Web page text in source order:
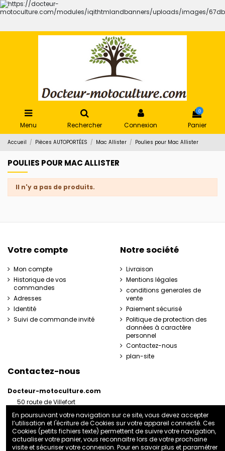
Menu Rechercher Connexion
0
Panier
Accueil Pièces AUTOPORTÉES Mac Allister Poulies pour Mac Allister
POULIES POUR MAC ALLISTER
Il n'y a pas de produits.
Votre compte
Mon compte
Historique de vos
commandes
Adresses
Identité
Suivi de commande invité
Notre société
Livraison
Mentions légales
conditions generales de
vente
Paiement sécurisé
Politique de protection des
données à caractère
personnel
Contactez-nous
plan-site
Contactez-nous
Docteur-motoculture.com
50 route de Villefort
France
06 35 41 62 07
docteurmotoculture2@gmail.com
En poursuivant votre navigation sur ce site, vous devez accepter
l’utilisation et l'écriture de Cookies sur votre appareil connecté. Ces
Cookies (petits fichiers texte) permettent de suivre votre navigation,
actualiser votre panier, vous reconnaitre lors de votre prochaine
visite et sécuriser votre connexion. Pour en savoir plus et paramétrer